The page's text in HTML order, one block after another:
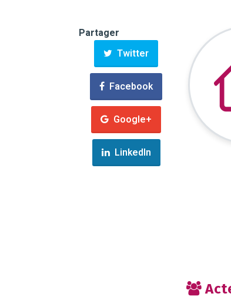
Partager
Twitter
Facebook
Google+
LinkedIn